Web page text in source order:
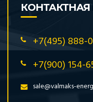
+7(495) 888-
+7(900) 154-
sale@valmaks-